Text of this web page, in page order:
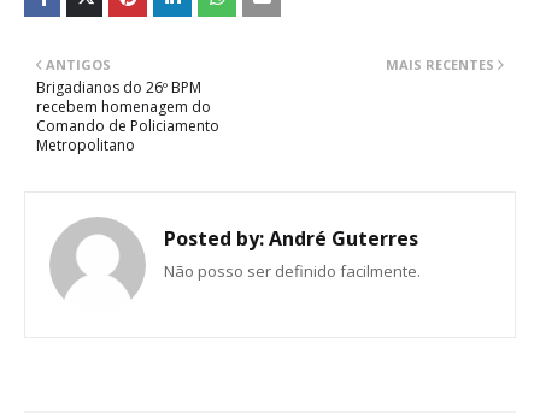
MAIS RECENTES
ANTIGOS
Brigadianos do 26º BPM
recebem homenagem do
Comando de Policiamento
Metropolitano
Posted by:André Guterres
Não posso ser definido facilmente.